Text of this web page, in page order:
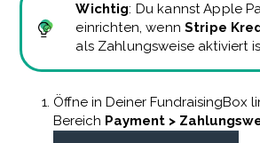
Wichtig: Du kannst Apple
einrichten, wenn Stripe
als Zahlungsweise aktiviert
Öffne in Deiner FundraisingBox
Bereich Payment >